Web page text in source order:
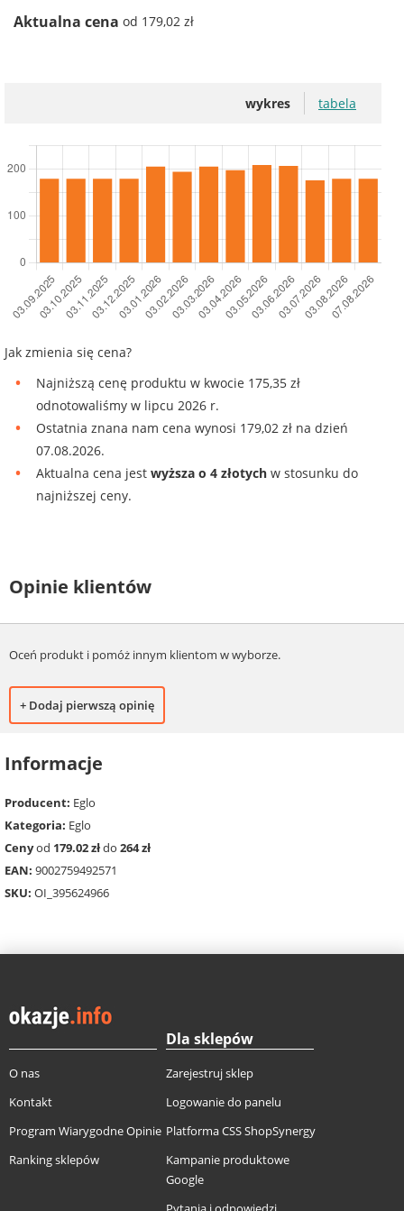
Aktualna cena od 179,02 zł
wykres tabela
Jak zmienia się cena?
Najniższą cenę produktu w kwocie 175,35 zł
odnotowaliśmy w lipcu 2026 r.
Ostatnia znana nam cena wynosi 179,02 zł na dzień
07.08.2026.
Aktualna cena jest wyższa o 4 złotych w stosunku do
najniższej ceny.
Opinie klientów
Oceń produkt i pomóż innym klientom w wyborze.
+ Dodaj pierwszą opinię
Informacje
Producent: Eglo
Kategoria: Eglo
Cenyod 179.02 złdo 264 zł
EAN: 9002759492571
SKU: OI_395624966
O nas
Kontakt
Program Wiarygodne Opinie
Ranking sklepów
Dla sklepów
Zarejestruj sklep
Logowanie do panelu
Platforma CSS ShopSynergy
Kampanie produktowe
Google